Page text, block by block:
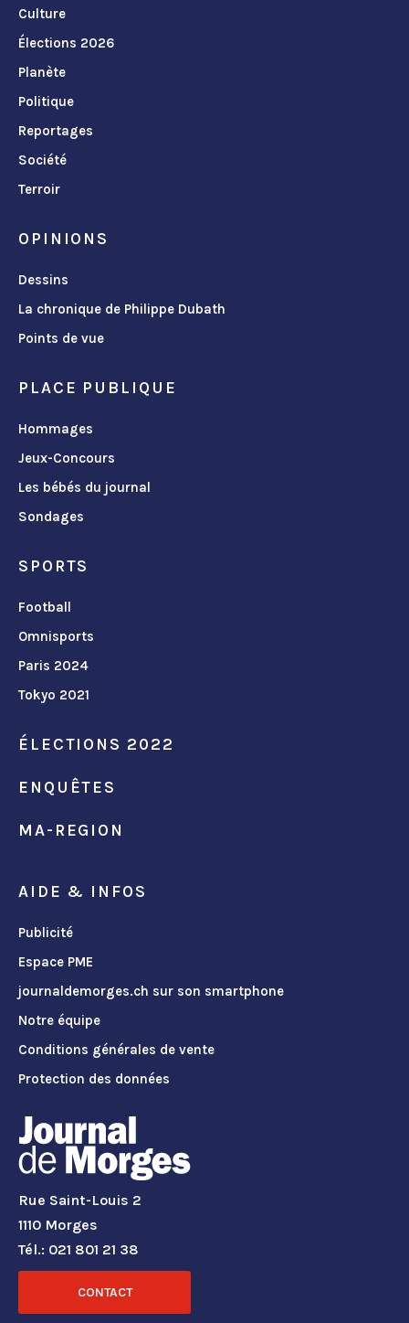
Culture
Élections 2026
Planète
Politique
Reportages
Société
Terroir
OPINIONS
Dessins
La chronique de Philippe Dubath
Points de vue
PLACE PUBLIQUE
Hommages
Jeux-Concours
Les bébés du journal
Sondages
SPORTS
Football
Omnisports
Paris 2024
Tokyo 2021
ÉLECTIONS 2022
ENQUÊTES
MA-REGION
AIDE & INFOS
Publicité
Espace PME
journaldemorges.ch sur son smartphone
Notre équipe
Conditions générales de vente
Protection des données
Rue Saint-Louis 2
1110 Morges
Tél.: 021 801 21 38
CONTACT